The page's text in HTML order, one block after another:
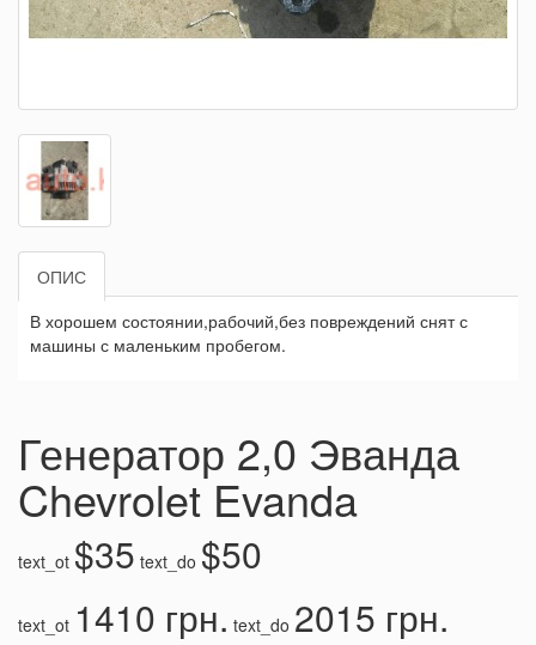
ОПИС
В хорошем состоянии,рабочий,без повреждений снят с
машины с маленьким пробегом.
Генератор 2,0 Эванда
Chevrolet Evanda
text_ot $35 text_do $50
text_ot 1410 грн. text_do 2015 грн.